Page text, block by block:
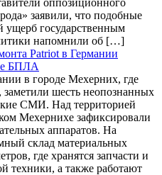
оппозиционного
заявили, что подобные
ущерб государственным
напомнили об […]
Patriot в Германии
БПЛА
в городе Мехерних, где
шесть неопознанных
СМИ. Над территорией
Мехернихе зафиксировали
аппаратов. На
склад материальных
где хранятся запчасти и
техники, а также работают